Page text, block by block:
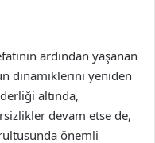
ardından yaşanan
dinamiklerini yeniden
altında,
devam etse de,
önemli